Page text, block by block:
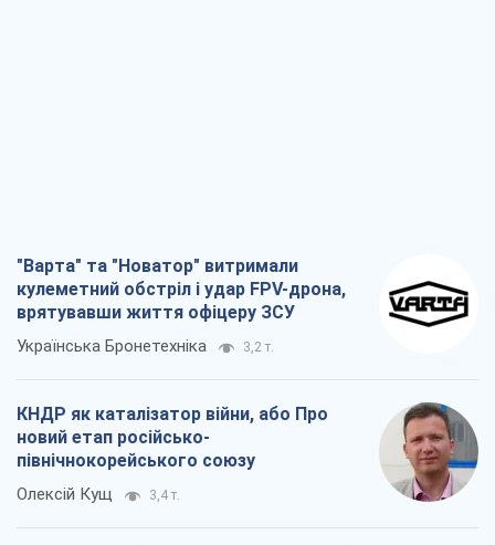
"Варта" та "Новатор" витримали
кулеметний обстріл і удар FPV-дрона,
врятувавши життя офіцеру ЗСУ
Українська Бронетехніка 3,2 т.
КНДР як каталізатор війни, або Про
новий етап російсько-
північнокорейського союзу
Олексій Кущ 3,4 т.